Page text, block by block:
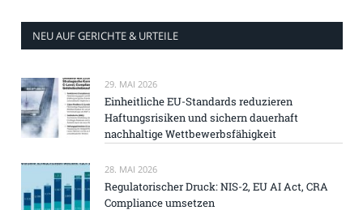
NEU AUF GERICHTE & URTEILE
29. MAI 2026
Einheitliche EU-Standards reduzieren
Haftungsrisiken und sichern dauerhaft
nachhaltige Wettbewerbsfähigkeit
28. MAI 2026
Regulatorischer Druck: NIS-2, EU AI Act, CRA
Compliance umsetzen